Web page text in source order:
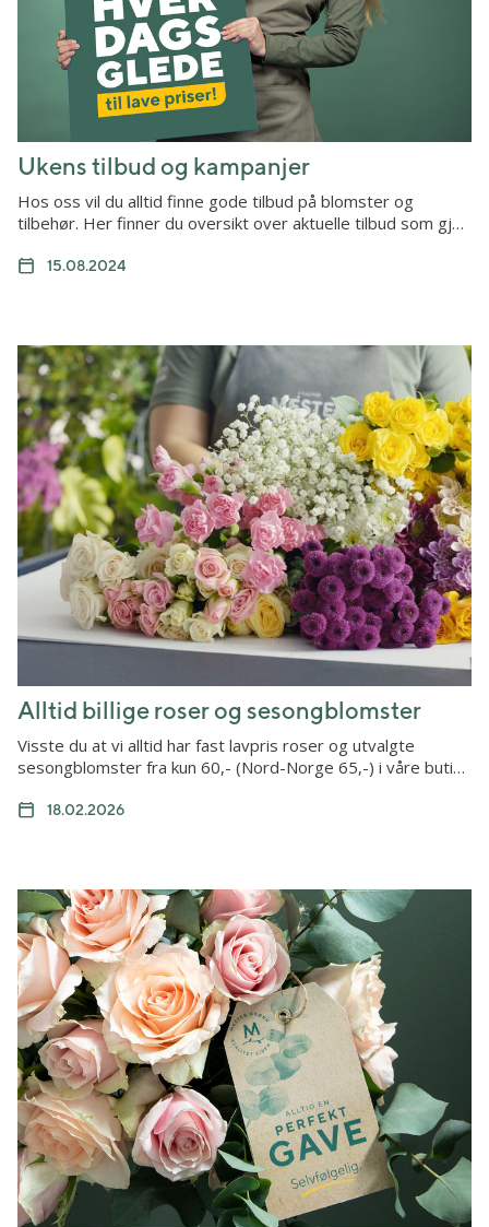
Ukens tilbud og kampanjer
Hos oss vil du alltid finne gode tilbud på blomster og
tilbehør. Her finner du oversikt over aktuelle tilbud som gj…
15.08.2024
Alltid billige roser og sesongblomster
Visste du at vi alltid har fast lavpris roser og utvalgte
sesongblomster fra kun 60,- (Nord-Norge 65,-) i våre buti…
18.02.2026